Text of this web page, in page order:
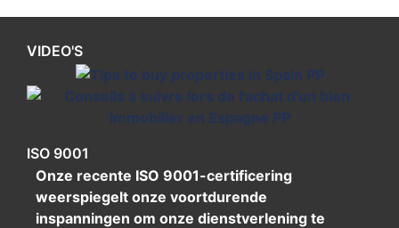
VIDEO'S
ISO 9001
Onze recente ISO 9001-certificering
weerspiegelt onze voortdurende
inspanningen om onze dienstverlening te